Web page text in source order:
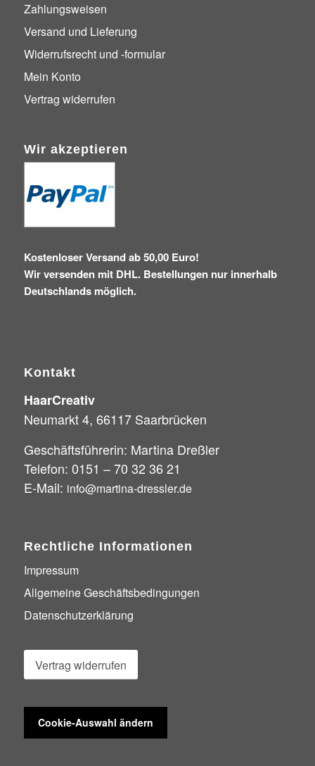
Zahlungsweisen
Versand und Lieferung
Widerrufsrecht und -formular
Mein Konto
Vertrag widerrufen
Wir akzeptieren
Kostenloser Versand ab 50,00 Euro!
Wir versenden mit DHL. Bestellungen nur innerhalb
Deutschlands möglich.
Kontakt
HaarCreativ
Neumarkt 4, 66117 Saarbrücken
Geschäftsführerin: Martina Dreßler
Telefon: 0151 – 70 32 36 21
E-Mail: info@martina-dressler.de
Rechtliche Informationen
Impressum
Allgemeine Geschäftsbedingungen
Datenschutzerklärung
Vertrag widerrufen
Cookie-Auswahl ändern